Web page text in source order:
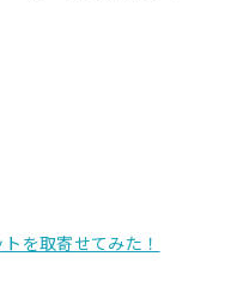
を取寄せてみた！